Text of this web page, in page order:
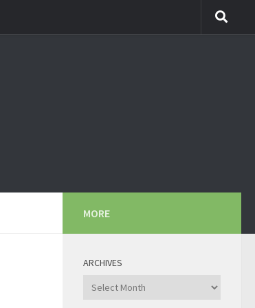
MORE
ARCHIVES
Archives